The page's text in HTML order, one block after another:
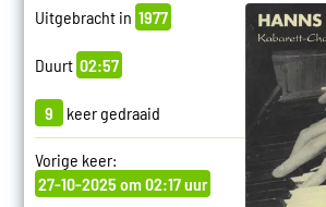
Uitgebracht in 1977
Duurt 02:57
9 keer gedraaid
Vorige keer:
27-10-2025 om 02:17 uur